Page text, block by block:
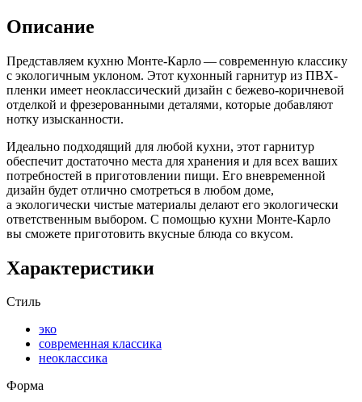
Описание
Представляем кухню Монте-Карло — современную классику
с экологичным уклоном. Этот кухонный гарнитур из ПВХ-
пленки имеет неоклассический дизайн с бежево-коричневой
отделкой и фрезерованными деталями, которые добавляют
нотку изысканности.
Идеально подходящий для любой кухни, этот гарнитур
обеспечит достаточно места для хранения и для всех ваших
потребностей в приготовлении пищи. Его вневременной
дизайн будет отлично смотреться в любом доме,
а экологически чистые материалы делают его экологически
ответственным выбором. С помощью кухни Монте-Карло
вы сможете приготовить вкусные блюда со вкусом.
Характеристики
Стиль
эко
современная классика
неоклассика
Форма